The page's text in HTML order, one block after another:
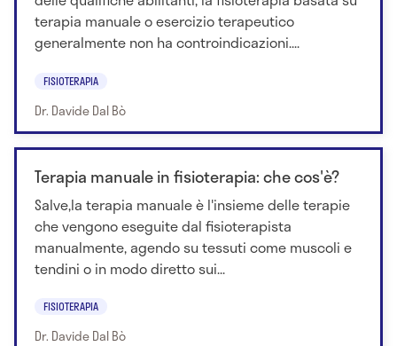
terapia manuale o esercizio terapeutico
generalmente non ha controindicazioni....
FISIOTERAPIA
Dr. Davide Dal Bò
Terapia manuale in fisioterapia: che cos'è?
Salve,la terapia manuale è l'insieme delle terapie
che vengono eseguite dal fisioterapista
manualmente, agendo su tessuti come muscoli e
tendini o in modo diretto sui...
FISIOTERAPIA
Dr. Davide Dal Bò